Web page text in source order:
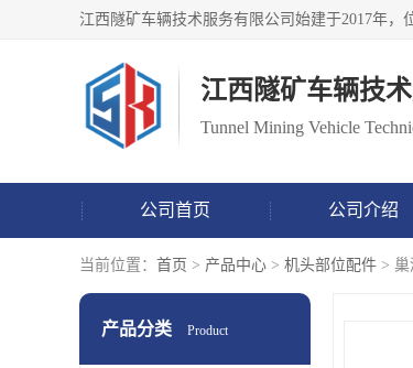
江西隧矿车辆技
Tunnel Mining Vehicle
公司首页 公司介绍
当前位置： 首页 > 产品中心 > 机头部位配件 > 巢
产品分类 Product